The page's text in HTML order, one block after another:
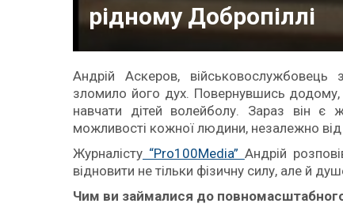
рідному Добропіллі
Андрій Аскеров,
зломило його дух. Повернувшись
навчати дітей волейболу. Зараз він є
можливості кожної людини, незалежно
Журналісту “Pro100Media” Андрій
відновити не тільки фізичну силу, але й
Чим ви займалися до